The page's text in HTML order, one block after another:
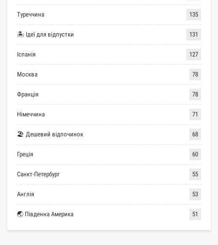
Туреччина 135
🏝 Ідеї для відпустки 131
Іспанія 127
Москва 78
Франція 78
Німеччина 71
🏖 Дешевий відпочинок 68
Греція 60
Санкт-Петербург 55
Англія 53
🌏 Південна Америка 51